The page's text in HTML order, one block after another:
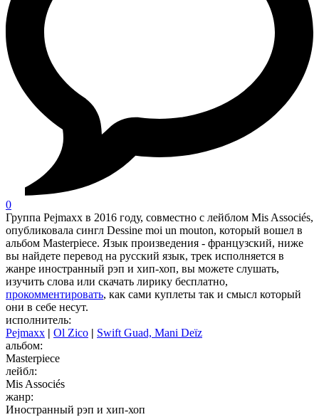
0
Группа Pejmaxx в 2016 году, совместно с лейблом Mis Associés,
опубликовала сингл Dessine moi un mouton, который вошел в
альбом Masterpiece. Язык произведения - французский, ниже
вы найдете перевод на русский язык, трек исполняется в
жанре иностранный рэп и хип-хоп, вы можете слушать,
изучить слова или скачать лирику бесплатно,
прокомментировать, как сами куплеты так и смысл который
они в себе несут.
исполнитель:
Pejmaxx
Ol Zico
Swift Guad, Mani Deïz
альбом:
Masterpiece
лейбл:
Mis Associés
жанр:
Иностранный рэп и хип-хоп